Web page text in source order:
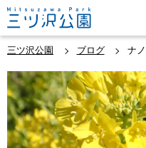
三ツ沢公園 ブログ ナ